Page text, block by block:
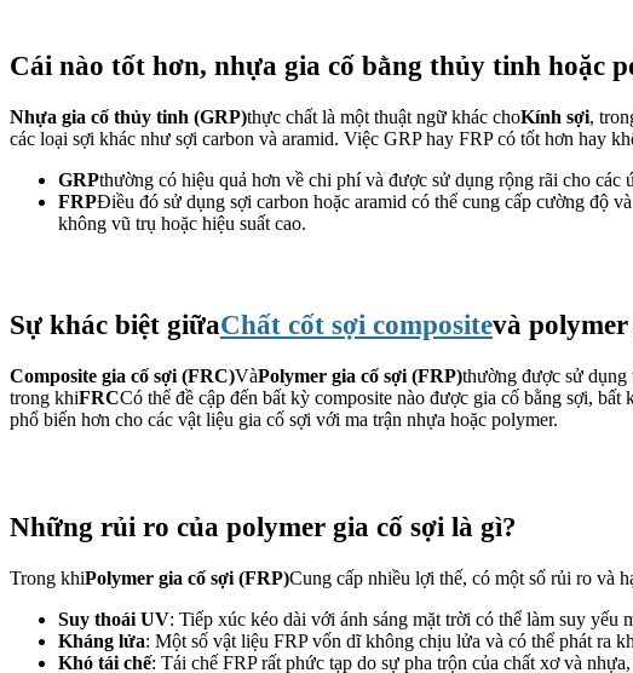
Cái nào tốt hơn, nhựa gia cố bằng thủy tinh hoặc
Nhựa gia cố thủy tinh (GRP)thực chất là một thuật ngữ khác choKính sợi,
các loại sợi khác như sợi carbon và aramid. Việc GRP hay FRP có tốt hơn hay
GRPthường có hiệu quả hơn về chi phí và được sử dụng rộng rãi cho
FRPĐiều đó sử dụng sợi carbon hoặc aramid có thể cung cấp cường độ
không vũ trụ hoặc hiệu suất cao.
Sự khác biệt giữaChất cốt sợi compositevà polymer
Composite gia cố sợi (FRC)VàPolymer gia cố sợi (FRP)thường được sử dụng
trong khiFRCCó thể đề cập đến bất kỳ composite nào được gia cố bằng sợi,
phổ biến hơn cho các vật liệu gia cố sợi với ma trận nhựa hoặc polymer.
Những rủi ro của polymer gia cố sợi là gì?
Trong khiPolymer gia cố sợi (FRP)Cung cấp nhiều lợi thế, có một số rủi ro và
Suy thoái UV: Tiếp xúc kéo dài với ánh sáng mặt trời có thể làm suy
Kháng lửa: Một số vật liệu FRP vốn dĩ không chịu lửa và có thể phát ra
Khó tái chế: Tái chế FRP rất phức tạp do sự pha trộn của chất xơ và